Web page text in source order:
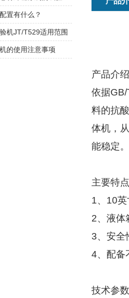
产品介绍
依据
料的抗
体机，
能稳定。
主要特点
1、 10英
2、液体
3、安全
4、配备
技术参数
置有什么？
机JT/T529适用范围
的使用注意事项